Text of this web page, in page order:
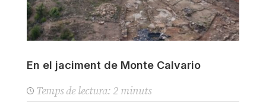
En el jaciment de Monte Calvario
Temps de lectura: 2 minuts